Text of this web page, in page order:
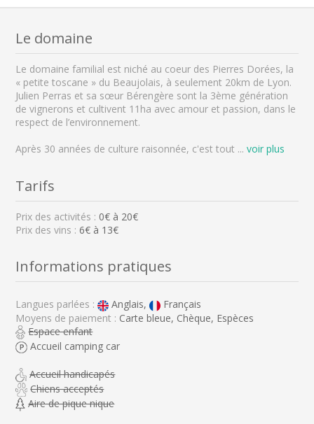
Le domaine
Le domaine familial est niché au coeur des Pierres Dorées, la
« petite toscane » du Beaujolais, à seulement 20km de Lyon.
Julien Perras et sa sœur Bérengère sont la 3ème génération
de vignerons et cultivent 11ha avec amour et passion, dans le
respect de l’environnement.
Après 30 années de culture raisonnée, c'est tout ... voir plus
Tarifs
Prix des activités : 0€ à 20€
Prix des vins : 6€ à 13€
Informations pratiques
Langues parlées : Anglais,
Français
Moyens de paiement : Carte bleue, Chèque, Espèces
Espace enfant
Accueil camping car
Accueil handicapés
Chiens acceptés
Aire de pique nique